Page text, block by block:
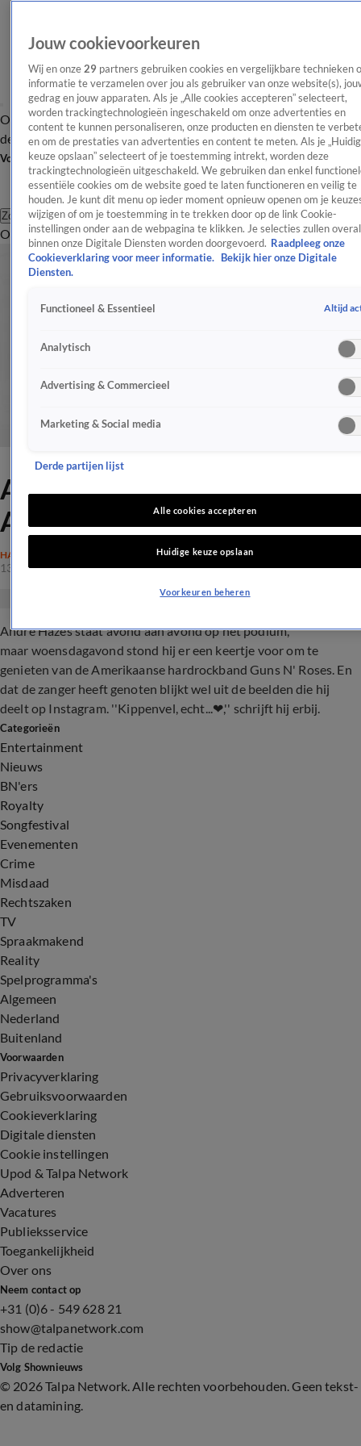
OverzichtAfleveringen Entertainment TV Algemeen
Tip
de redactieNieuwsbrief
Volg Shownieuws
Zoeken
OverzichtEntertainmentSpraakmakendRealityCrimeVideo's
André krijgt kippenvel van
Axl &amp; Co.
HAZES
13 juli 2017, 21:00
André Hazes staat avond aan avond op het podium,
maar woensdagavond stond hij er een keertje voor om te
genieten van de Amerikaanse hardrockband Guns N' Roses. En
dat de zanger heeft genoten blijkt wel uit de beelden die hij
deelt op Instagram. ''Kippenvel, echt...❤,'' schrijft hij erbij.
Categorieën
Entertainment
Nieuws
BN'ers
Royalty
Songfestival
Evenementen
Crime
Misdaad
Rechtszaken
TV
Spraakmakend
Reality
Spelprogramma's
Algemeen
Nederland
Buitenland
Voorwaarden
Privacyverklaring
Gebruiksvoorwaarden
Cookieverklaring
Digitale diensten
Cookie instellingen
Upod & Talpa Network
Adverteren
Vacatures
Publieksservice
Toegankelijkheid
Over ons
Neem contact op
+31 (0)6 - 549 628 21
show@talpanetwork.com
Tip de redactie
Volg Shownieuws
© 2026 Talpa Network. Alle rechten voorbehouden. Geen tekst-
en datamining.
Jouw cookievoorkeuren
Wij en onze 29 partners gebruiken cookies en vergelijkbare technieken
informatie te verzamelen over jou als gebruiker van onze website(s),
gedrag en jouw apparaten. Als je „Alle cookies accepteren” selecteert,
worden trackingtechnologieën ingeschakeld om onze advertenties en
content te kunnen personaliseren, onze producten en diensten te
en om de prestaties van advertenties en content te meten. Als je
keuze opslaan” selecteert of je toestemming intrekt, worden deze
trackingtechnologieën uitgeschakeld. We gebruiken dan enkel
essentiële cookies om de website goed te laten functioneren en veilig te
houden. Je kunt dit menu op ieder moment opnieuw openen om je
wijzigen of om je toestemming in te trekken door op de link Cookie-
instellingen onder aan de webpagina te klikken. Je selecties zullen overal
binnen onze Digitale Diensten worden doorgevoerd. Raadpleeg onze
Cookieverklaring voor meer informatie.
Bekijk hier onze Digitale
Diensten.
Functioneel & Essentieel Altijd
Analytisch
Advertising & Commercieel
Marketing & Social media
Derde partijen lijst
Alle cookies accepteren
Huidige keuze opslaan
Voorkeuren beheren